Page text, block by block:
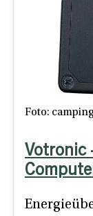
Foto:
Votronic